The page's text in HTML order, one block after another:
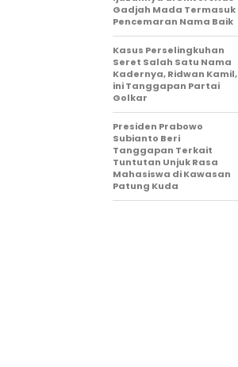
Gadjah Mada Termasuk
Pencemaran Nama Baik
Kasus Perselingkuhan
Seret Salah Satu Nama
Kadernya, Ridwan Kamil,
ini Tanggapan Partai
Golkar
Presiden Prabowo
Subianto Beri
Tanggapan Terkait
Tuntutan Unjuk Rasa
Mahasiswa di Kawasan
Patung Kuda